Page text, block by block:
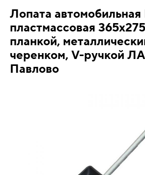
Лопата
пластмассовая
планкой,
черенком, V-ручкой
Павлово